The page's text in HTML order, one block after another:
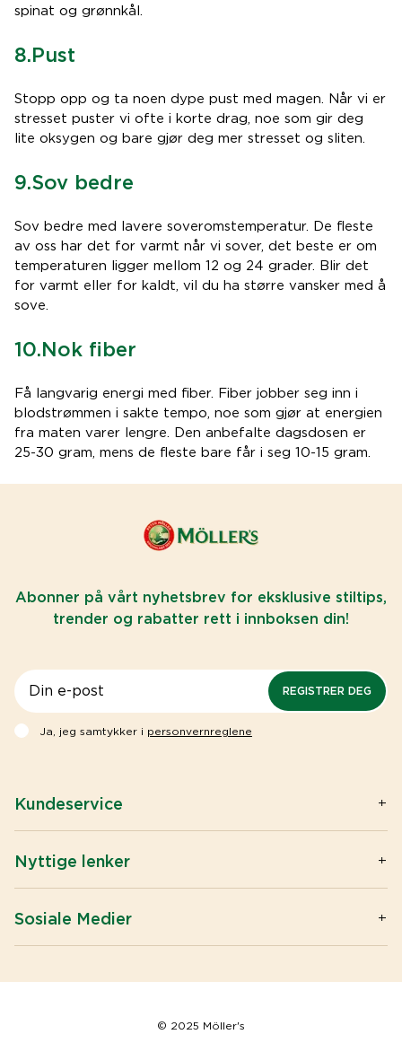
spinat og grønnkål.
8.Pust
Stopp opp og ta noen dype pust med magen. Når vi er
stresset puster vi ofte i korte drag, noe som gir deg
lite oksygen og bare gjør deg mer stresset og sliten.
9.Sov bedre
Sov bedre med lavere soveromstemperatur. De fleste
av oss har det for varmt når vi sover, det beste er om
temperaturen ligger mellom 12 og 24 grader. Blir det
for varmt eller for kaldt, vil du ha større vansker med å
sove.
10.Nok fiber
Få langvarig energi med fiber. Fiber jobber seg inn i
blodstrømmen i sakte tempo, noe som gjør at energien
fra maten varer lengre. Den anbefalte dagsdosen er
25-30 gram, mens de fleste bare får i seg 10-15 gram.
Abonner på vårt nyhetsbrev for eksklusive stiltips,
trender og rabatter rett i innboksen din!
REGISTRER DEG
Ja, jeg samtykker i personvernreglene
Kundeservice
Kontakt oss
Spørsmål og svar
Big buy / Wholesale
Nyttige lenker
Artikler
Omega-3
Sosiale Medier
Instagram
© 2025 Möller's